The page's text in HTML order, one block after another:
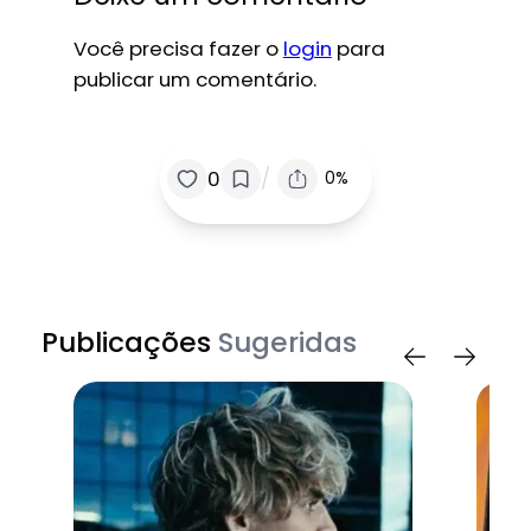
Você precisa fazer o login para
publicar um comentário.
0 / 0%
Publicações Sugeridas